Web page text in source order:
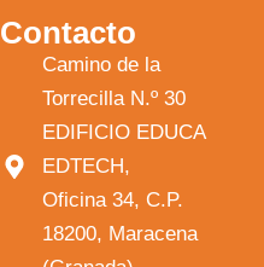
Contacto
Camino de la
Torrecilla N.º 30
EDIFICIO EDUCA
EDTECH,
Oficina 34, C.P.
18200, Maracena